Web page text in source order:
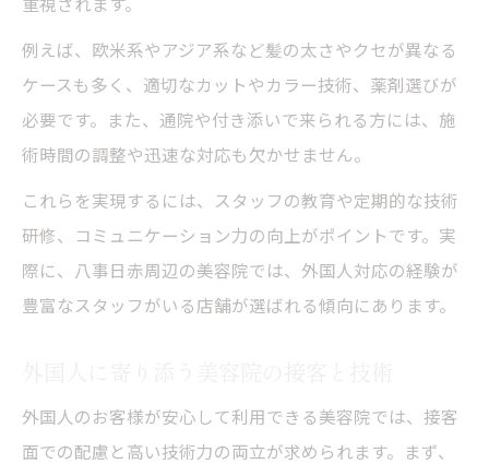
例えば、欧米系やアジア系など髪の太さやクセが異なる
ケースも多く、適切なカットやカラー技術、薬剤選びが
必要です。また、通院や付き添いで来られる方には、施
術時間の調整や迅速な対応も欠かせません。
これらを実現するには、スタッフの教育や定期的な技術
研修、コミュニケーション力の向上がポイントです。実
際に、八事日赤周辺の美容院では、外国人対応の経験が
豊富なスタッフがいる店舗が選ばれる傾向にあります。
外国人のお客様が安心して利用できる美容院では、接客
面での配慮と高い技術力の両立が求められます。まず、